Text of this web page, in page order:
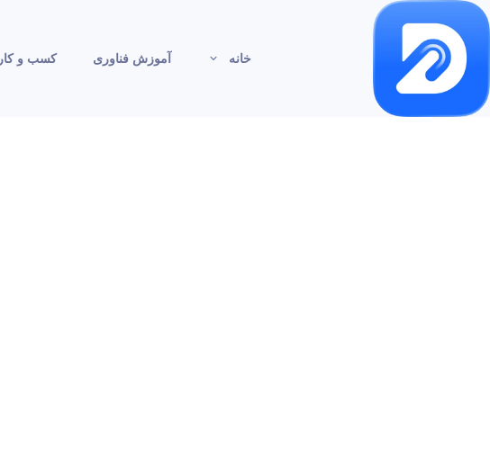
خانه آموزش فناوری کسب و کار